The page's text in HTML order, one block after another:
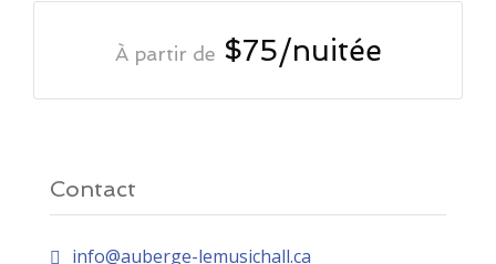
À partir de$75/nuitée
Contact
info@auberge-lemusichall.ca